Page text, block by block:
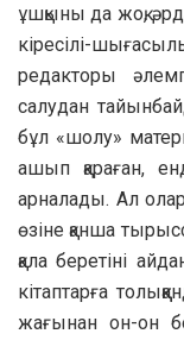
ұшқыны да жоқ,
кіресілі-
редакторы
салудан
бұл «шолу»
ашып қараған,
арналады. Ал
өзіне қанша
қала беретіні
кітаптарға
жағынан он-он